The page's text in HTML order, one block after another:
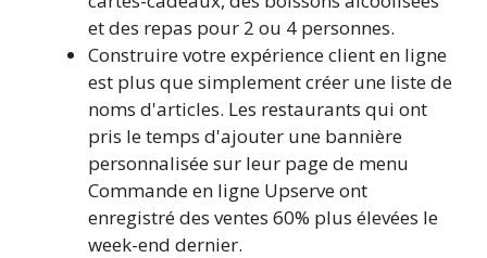
et des repas pour 2 ou 4 personnes.
Construire votre expérience client en ligne
est plus que simplement créer une liste de
noms d'articles. Les restaurants qui ont
pris le temps d'ajouter une bannière
personnalisée sur leur page de menu
Commande en ligne Upserve ont
enregistré des ventes 60% plus élevées le
week-end dernier.